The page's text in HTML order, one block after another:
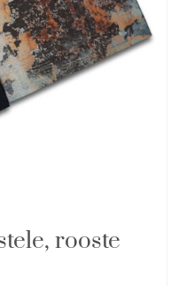
rooste